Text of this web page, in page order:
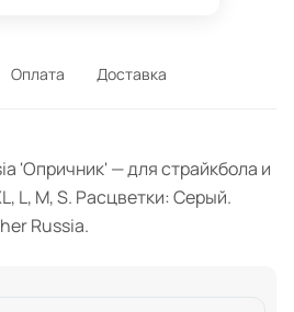
Оплата Доставка
'Опричник' — для страйкбола и
L, M, S. Расцветки: Серый.
Russia.